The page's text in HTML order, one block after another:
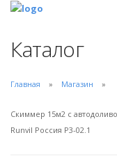
Каталог
Главная Магазин
Скиммер 15м2 с
Runvil Россия Р3-02.1